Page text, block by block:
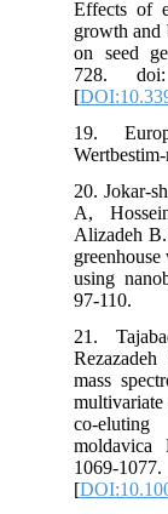
Effects
growth
on
728.
[
19.
20.
A,
using
97-110.
21.
mass
co-
1069-
[